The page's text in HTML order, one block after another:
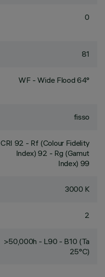
0
81
WF - Wide Flood 64°
fisso
CRI 92 - Rf (Colour Fidelity
Index) 92 - Rg (Gamut
Index) 99
3000 K
2
>50,000h - L90 - B10 (Ta
25°C)